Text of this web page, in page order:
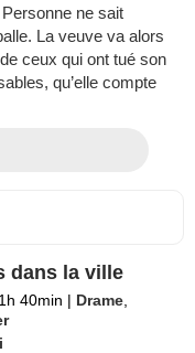
ne sait
La veuve va alors
ceux qui ont tué son
qu’elle compte
dans la ville
1h 40min | Drame